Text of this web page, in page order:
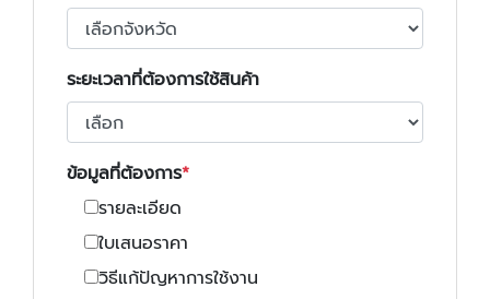
ระยะเวลาที่ต้องการใช้สินค้า
ข้อมูลที่ต้องการ
รายละเอียด
ใบเสนอราคา
วิธีแก้ปัญหาการใช้งาน